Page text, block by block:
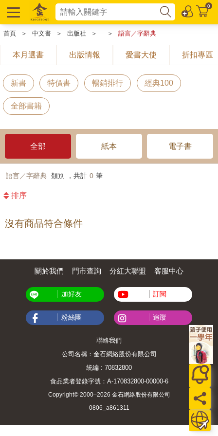
0
首頁 ＞ 中文書 ＞ 出版社 ＞ ＞ 語言／字辭典
本月選書 出版情報 愛書大使 折扣專區
新書 特價書 暢銷排行 經典100
全部書籍
全部 紙本 電子書
語言／字辭典 類別 ，共計 0 筆
排序
沒有商品符合條件
關於我們 門市查詢 分紅大聯盟 客服中心
加好友 訂閱
粉絲團 追蹤
聯絡我們
公司名稱：金石網絡股份有限公司
統編 : 70832800
食品業者登錄字號：A-170832800-00000-6
Copyright© 2000–2026 金石網絡股份有限公司
0806_a861311